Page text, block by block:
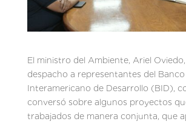
El ministro del Ambiente, Ariel
despacho a representantes del Banco
Interamericano de Desarrollo (BID),
conversó sobre algunos proyectos
trabajados de manera conjunta, que